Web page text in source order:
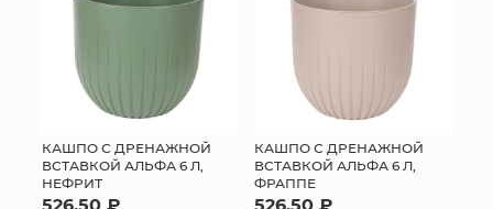
КАШПО С ДРЕНАЖНОЙ
ВСТАВКОЙ АЛЬФА 6 Л,
НЕФРИТ
526.50 ₽
КАШПО С ДРЕНАЖНОЙ
ВСТАВКОЙ АЛЬФА 6 Л,
ФРАППЕ
526.50 ₽